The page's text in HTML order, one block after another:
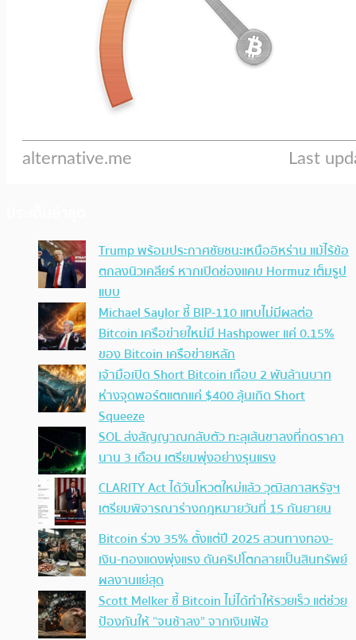
Trump พร้อมประกาศชัยชนะเหนืออิหร่าน แม้ไร้ข้อ
ตกลงนิวเคลียร์ หากเปิดช่องแคบ Hormuz เต็มรูป
แบบ
Michael Saylor ชี้ BIP-110 แทบไม่มีผลต่อ
Bitcoin เครือข่ายใหม่มี Hashpower แค่ 0.15%
ของ Bitcoin เครือข่ายหลัก
เจ้ามือเปิด Short Bitcoin เกือบ 2 พันล้านบาท
ห่างจุดพอร์ตแตกแค่ $400 ลุ้นเกิด Short
Squeeze
SOL ส่งสัญญาณกลับตัว ทะลุเส้นขาลงที่กดราคา
นาน 3 เดือน เตรียมพุ่งอย่างรุนแรง
CLARITY Act ได้วันโหวตใหม่แล้ว วุฒิสภาสหรัฐฯ
เตรียมพิจารณาร่างกฎหมายวันที่ 15 กันยายน
Bitcoin ร่วง 35% ตั้งแต่ปี 2025 สวนทางทอง-
เงิน-ทองแดงพุ่งแรง ดันคริปโตกลายเป็นสินทรัพย์
ผลงานแย่สุด
Scott Melker ชี้ Bitcoin ไม่ได้ทำให้รวยเร็ว แต่ช่วย
ป้องกันให้ “จนช้าลง” จากเงินเฟ้อ